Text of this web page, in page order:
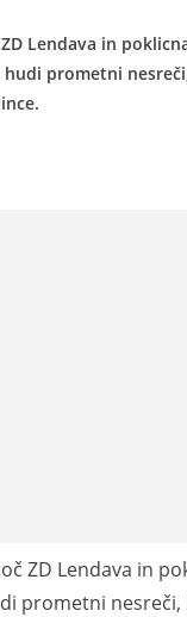
Lendava in
hudi prometni
ZD Lendava in
prometni